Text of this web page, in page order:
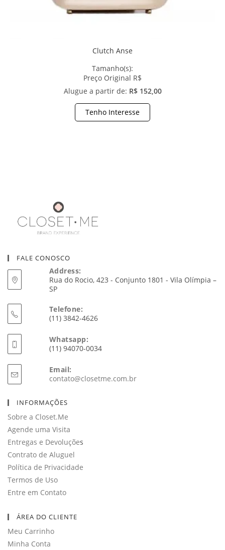
Clutch Anse
Tamanho(s):
Preço Original R$
Alugue a partir de: R$ 152,00
Tenho Interesse
FALE CONOSCO
Address:
Rua do Rocio, 423 - Conjunto 1801 - Vila Olímpia –
SP
Telefone:
(11) 3842-4626
Whatsapp:
(11) 94070-0034
Email:
contato@closetme.com.brAbre
INFORMAÇÕES
Sobre a Closet.Me
Agende uma Visita
Entregas e Devoluções
Contrato de Aluguel
Política de Privacidade
Termos de Uso
Entre em Contato
ÁREA DO CLIENTE
Meu Carrinho
Minha Conta